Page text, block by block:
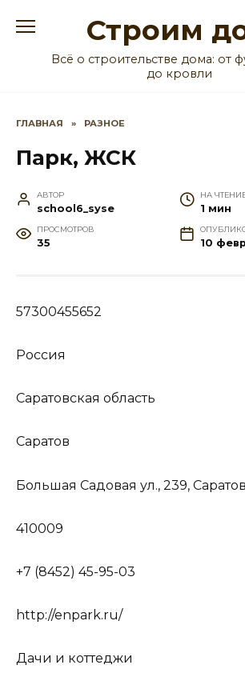
Строим
Всё о строительстве дома: от
до кровли
ГЛАВНАЯ » РАЗНОЕ
Парк, ЖСК
АВТОР
school6_syse
НА
1 мин
ПРОСМОТРОВ
35 10
57300455652
Россия
Саратовская область
Саратов
Большая Садовая ул., 239, Саратов
410009
+7 (8452) 45-95-03
http://enpark.ru/
Дачи и коттеджи